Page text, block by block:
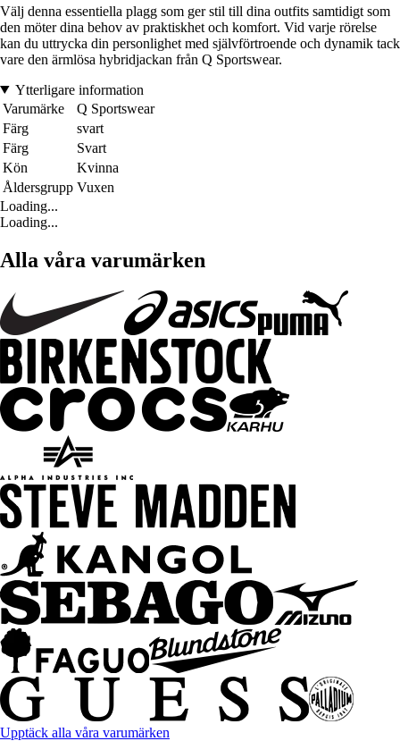
Välj denna essentiella plagg som ger stil till dina outfits samtidigt som
den möter dina behov av praktiskhet och komfort. Vid varje rörelse
kan du uttrycka din personlighet med självförtroende och dynamik tack
vare den ärmlösa hybridjackan från Q Sportswear.
Ytterligare information
Varumärke
Q Sportswear
Färg
svart
Färg
Svart
Kön
Kvinna
Åldersgrupp Vuxen
Loading...
Loading...
Alla våra varumärken
Upptäck alla våra varumärken